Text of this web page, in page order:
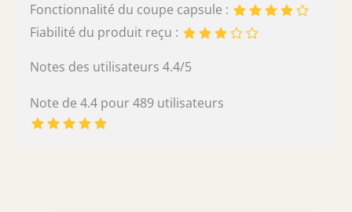
Fonctionnalité du coupe capsule :
Fiabilité du produit reçu :
Notes des utilisateurs 4.4/5
Note de 4.4 pour 489 utilisateurs